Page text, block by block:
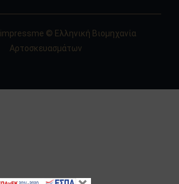
impressme © Ελληνική Βιομηχανία
Αρτοσκευασμάτων